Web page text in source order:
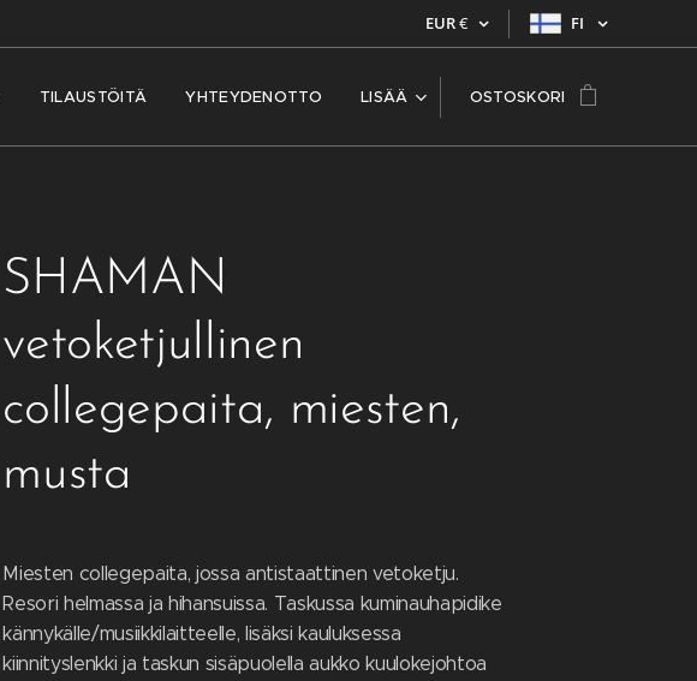
EUR€ FI
TILAUSTÖITÄ YHTEYDENOTTO LISÄÄ OSTOSKORI
SHAMAN
vetoketjullinen
collegepaita, miesten,
musta
Miesten collegepaita, jossa antistaattinen vetoketju.
Resori helmassa ja hihansuissa. Taskussa kuminauhapidike
kännykälle/musiikkilaitteelle, lisäksi kauluksessa
kiinnityslenkki ja taskun sisäpuolella aukko kuulokejohtoa